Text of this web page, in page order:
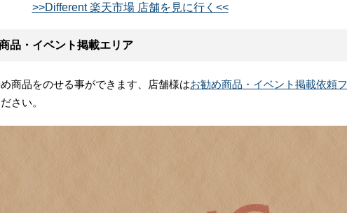
>>Different 楽天市場 店舗を見に行く<<
品・イベント掲載エリア
商品をのせる事ができます、店舗様はお勧め商品・イベント掲載依頼フ
さい。